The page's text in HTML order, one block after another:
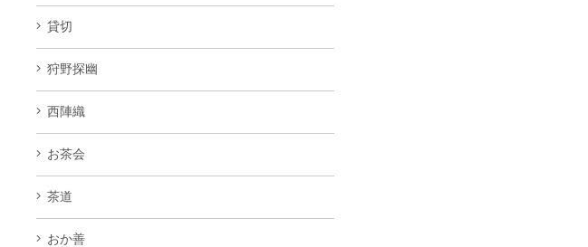
貸切
狩野探幽
西陣織
お茶会
茶道
おか善